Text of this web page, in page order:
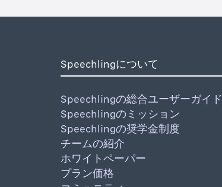
Speechlingについて
Speechlingの総合ユーザーガイド
Speechlingのミッション
Speechlingの奨学金制度
チームの紹介
ホワイトペーパー
プラン価格